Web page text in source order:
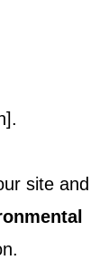
site and